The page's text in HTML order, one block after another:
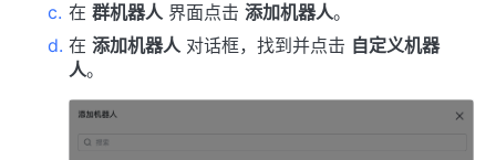
在 群机器人界面点击 添加机器人。
在 添加机器人对话框，找到并点击 自定义机器
人。